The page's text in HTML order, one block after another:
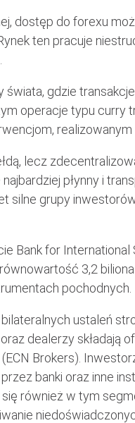
dostęp do forexu
ten pracuje
gdzie
operacje typu curry
lecz
płynny i
silne grupy
Bank for
3,2
pochodnych.
ustaleń
dealerzy składają
Brokers).
banki oraz inne
również w tym